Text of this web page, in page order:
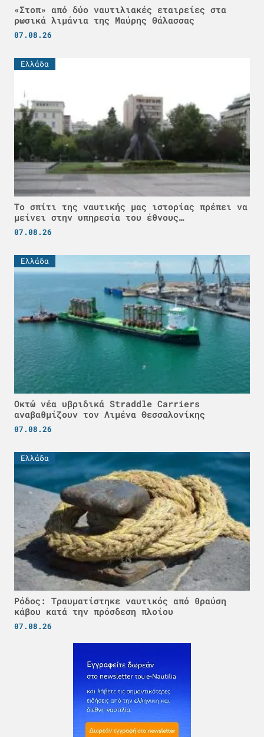
«Στοπ» από δύο ναυτιλιακές εταιρείες στα
ρωσικά λιμάνια της Μαύρης Θάλασσας
07.08.26
Ελλάδα
Το σπίτι της ναυτικής μας ιστορίας πρέπει να
μείνει στην υπηρεσία του έθνους…
07.08.26
Ελλάδα
Οκτώ νέα υβριδικά Straddle Carriers
αναβαθμίζουν τον Λιμένα Θεσσαλονίκης
07.08.26
Ελλάδα
Ρόδος: Τραυματίστηκε ναυτικός από θραύση
κάβου κατά την πρόσδεση πλοίου
07.08.26